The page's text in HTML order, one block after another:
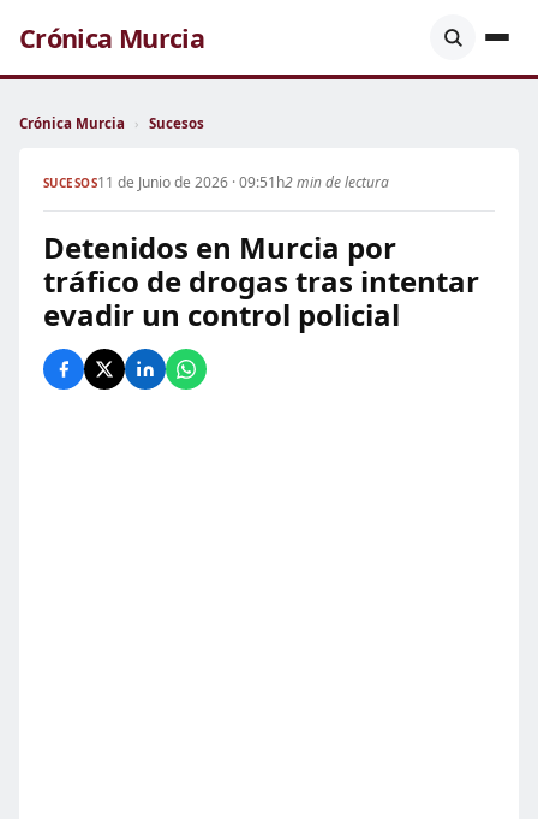
Crónica Murcia
Crónica Murcia › Sucesos
SUCESOS11 de Junio de 2026 · 09:51h2 min de lectura
Detenidos en Murcia por
tráfico de drogas tras intentar
evadir un control policial